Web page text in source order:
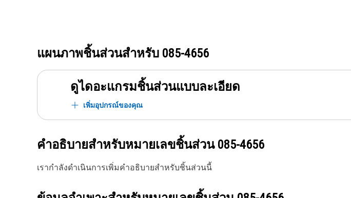
แผนภาพชิ้นส่วนสำหรับ 085-4656
ดูไดอะแกรมชิ้นส่วนแบบละเอียด
เพิ่มอุปกรณ์ของคุณ
คำอธิบายสำหรับหมายเลขชิ้นส่วน 085-4656
เรากำลังดำเนินการเพิ่มคำอธิบายสำหรับชิ้นส่วนนี้